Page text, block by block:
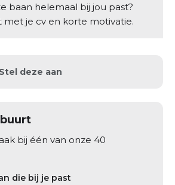
baan helemaal bij jou past?
met je cv en korte motivatie.
deze aan
bij één van onze 40
die bij je past